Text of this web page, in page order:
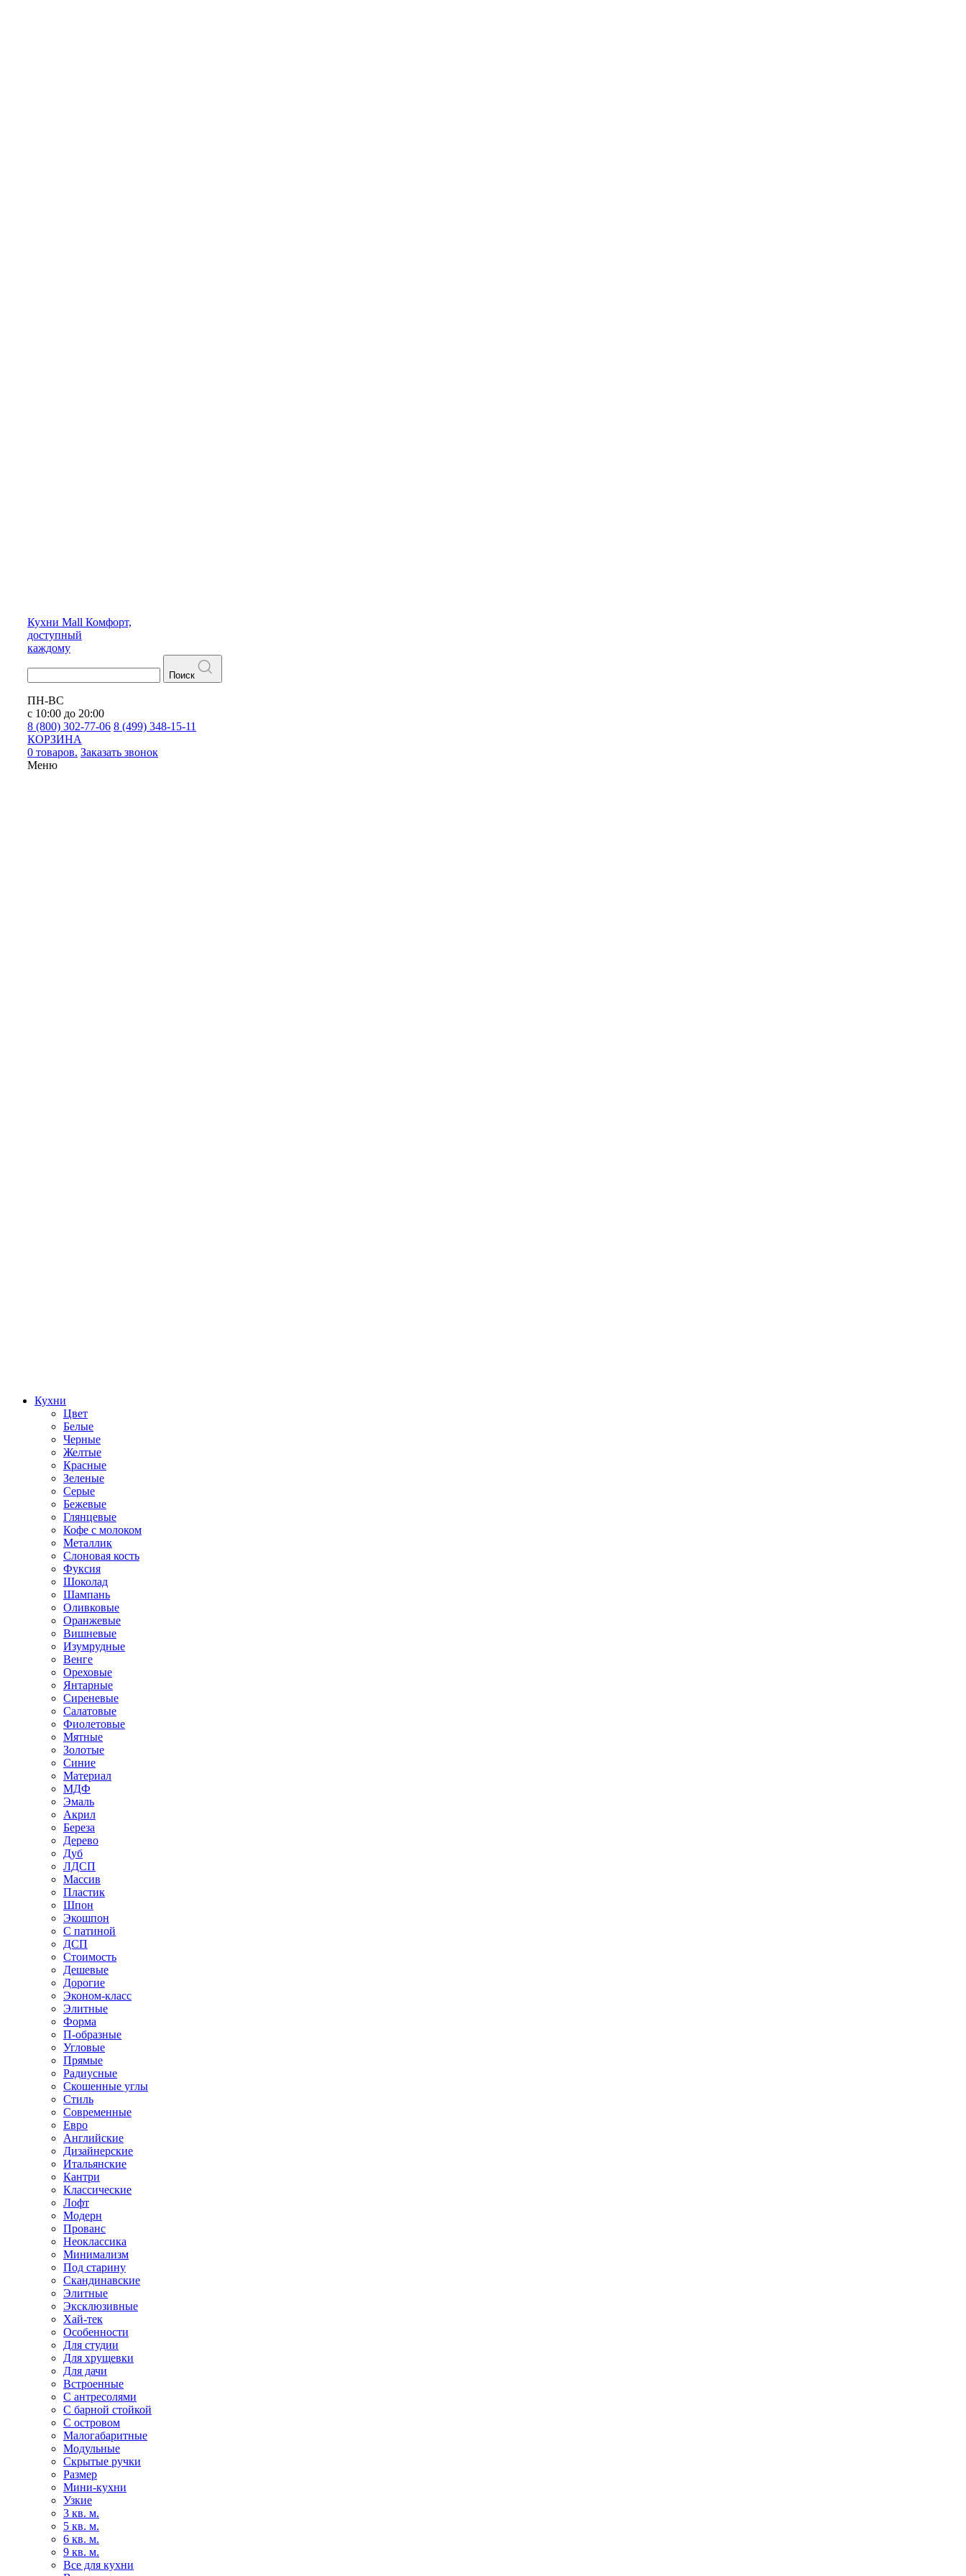
Кухни Mall Комфорт,
доступный
каждому
Поиск
ПН-ВС
с 10:00 до 20:00
8 (800) 302-77-06 8 (499) 348-15-11
КОРЗИНА
0 товаров. Заказать звонок
Меню
Кухни
Цвет
Белые
Черные
Желтые
Красные
Зеленые
Серые
Бежевые
Глянцевые
Кофе с молоком
Металлик
Слоновая кость
Фуксия
Шоколад
Шампань
Оливковые
Оранжевые
Вишневые
Изумрудные
Венге
Ореховые
Янтарные
Сиреневые
Салатовые
Фиолетовые
Мятные
Золотые
Синие
Материал
МДФ
Эмаль
Акрил
Береза
Дерево
Дуб
ЛДСП
Массив
Пластик
Шпон
Экошпон
С патиной
ДСП
Стоимость
Дешевые
Дорогие
Эконом-класс
Элитные
Форма
П-образные
Угловые
Прямые
Радиусные
Скошенные углы
Стиль
Современные
Евро
Английские
Дизайнерские
Итальянские
Кантри
Классические
Лофт
Модерн
Прованс
Неоклассика
Минимализм
Под старину
Скандинавские
Элитные
Эксклюзивные
Хай-тек
Особенности
Для студии
Для хрущевки
Для дачи
Встроенные
С антресолями
С барной стойкой
С островом
Малогабаритные
Модульные
Скрытые ручки
Размер
Мини-кухни
Узкие
3 кв. м.
5 кв. м.
6 кв. м.
9 кв. м.
Все для кухни